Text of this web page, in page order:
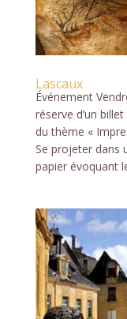
Lascaux
Événement
réserve d’un
du thème «
Se projeter dans
papier évoquant